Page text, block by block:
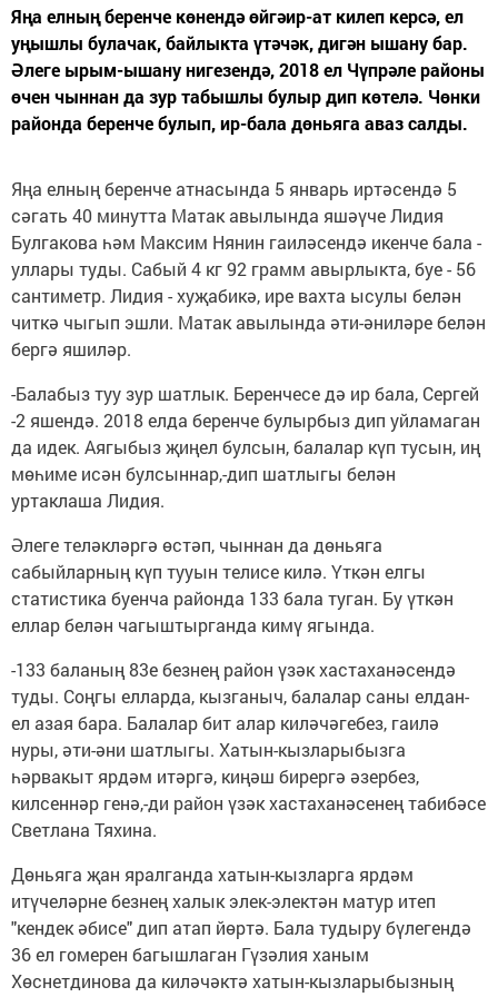
Яңа елның беренче көнендә өйгәир-ат килеп керсә, ел
уңышлы булачак, байлыкта үтәчәк, дигән ышану бар.
Әлеге ырым-ышану нигезендә, 2018 ел Чүпрәле районы
өчен чыннан да зур табышлы булыр дип көтелә. Чөнки
районда беренче булып, ир-бала дөньяга аваз салды.
Яңа елның беренче атнасында 5 январь иртәсендә 5
сәгать 40 минутта Матак авылында яшәүче Лидия
Булгакова һәм Максим Нянин гаиләсендә икенче бала -
уллары туды. Сабый 4 кг 92 грамм авырлыкта, буе - 56
сантиметр. Лидия - хуҗабикә, ире вахта ысулы белән
читкә чыгып эшли. Матак авылында әти-әниләре белән
бергә яшиләр.
-Балабыз туу зур шатлык. Беренчесе дә ир бала, Сергей
-2 яшендә. 2018 елда беренче булырбыз дип уйламаган
да идек. Аягыбыз җиңел булсын, балалар күп тусын, иң
мөһиме исән булсыннар,-дип шатлыгы белән
уртаклаша Лидия.
Әлеге теләкләргә өстәп, чыннан да дөньяга
сабыйларның күп тууын телисе килә. Үткән елгы
статистика буенча районда 133 бала туган. Бу үткән
еллар белән чагыштырганда кимү ягында.
-133 баланың 83е безнең район үзәк хастаханәсендә
туды. Соңгы елларда, кызганыч, балалар саны елдан-
ел азая бара. Балалар бит алар киләчәгебез, гаилә
нуры, әти-әни шатлыгы. Хатын-кызларыбызга
һәрвакыт ярдәм итәргә, киңәш бирергә әзербез,
килсеннәр генә,-ди район үзәк хастаханәсенең табибәсе
Светлана Тяхина.
Дөньяга җан яралганда хатын-кызларга ярдәм
итүчеләрне безнең халык элек-электән матур итеп
"кендек әбисе" дип атап йөртә. Бала тудыру бүлегендә
36 ел гомерен багышлаган Гүзәлия ханым
Хөснетдинова да киләчәктә хатын-кызларыбызның